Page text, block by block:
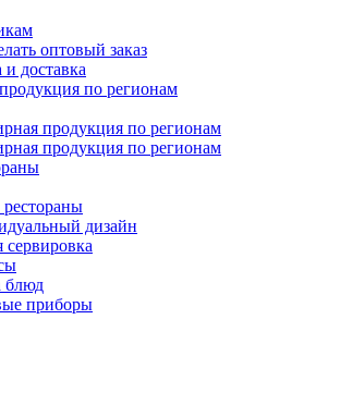
оптовый заказ
доставка
по регионам
продукция по регионам
продукция по регионам
дизайн
сервировка
блюд
приборы